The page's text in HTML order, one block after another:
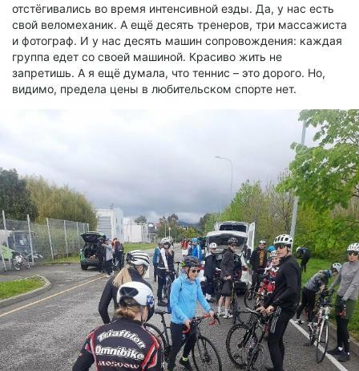
отстёгивались во время интенсивной езды. Да, у нас есть
свой веломеханик. А ещё десять тренеров, три массажиста
и фотограф. И у нас десять машин сопровождения: каждая
группа едет со своей машиной. Красиво жить не
запретишь. А я ещё думала, что теннис – это дорого. Но,
видимо, предела цены в любительском спорте нет.